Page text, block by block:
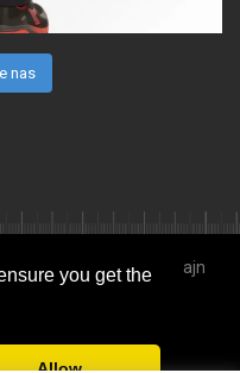
you get the
Allow
nas
zadržana. Veb dizajn